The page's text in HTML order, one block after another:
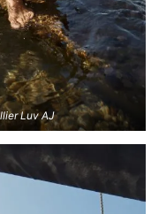
Luv AJ